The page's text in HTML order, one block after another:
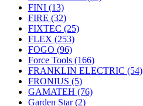
FINI (13)
FIRE (32)
FIXTEC (25)
FLEX (253)
FOGO (96)
Force Tools (166)
FRANKLIN ELECTRIC (54)
FRONIUS (5)
GAMATEH (76)
Garden Star(2)